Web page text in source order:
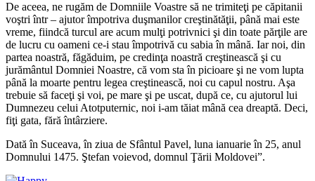
De aceea, ne rugăm de Domniile Voastre să ne trimiteţi pe căpitanii
voştri într – ajutor împotriva duşmanilor creştinătăţii, până mai este
vreme, fiindcă turcul are acum mulţi potrivnici şi din toate părţile are
de lucru cu oameni ce-i stau împotrivă cu sabia în mână. Iar noi, din
partea noastră, făgăduim, pe credinţa noastră creştinească şi cu
jurământul Domniei Noastre, că vom sta în picioare şi ne vom lupta
până la moarte pentru legea creştinească, noi cu capul nostru. Aşa
trebuie să faceţi şi voi, pe mare şi pe uscat, după ce, cu ajutorul lui
Dumnezeu celui Atotputernic, noi i-am tăiat mână cea dreaptă. Deci,
fiţi gata, fără întârziere.
Dată în Suceava, în ziua de Sfântul Pavel, luna ianuarie în 25, anul
Domnului 1475. Ştefan voievod, domnul Ţării Moldovei”.